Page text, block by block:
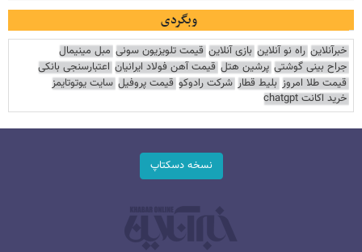
وبگردی
خبرآنلاین راه نو آنلاین بازی آنلاین قیمت تلویزیون سونی مبل مینیمال
جراح بینی گوشتی پرشین هتل قیمت آهن فولاد ایرانیان اعتبارسنجی بانکی
قیمت طلا امروز بلیط قطار شرکت رادوکو قیمت پروفیل سایت یوتوتایمز
خرید اکانت chatgpt
نسخه دسکتاپ